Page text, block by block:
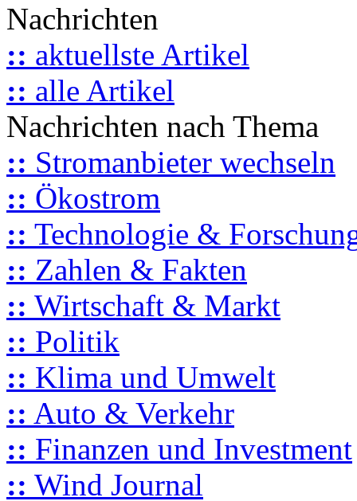
Nachrichten
:: aktuellste Artikel
:: alle Artikel
Nachrichten nach Thema
:: Stromanbieter wechseln
:: Ökostrom
:: Technologie &
:: Zahlen & Fakten
:: Wirtschaft & Markt
:: Politik
:: Klima und Umwelt
:: Auto & Verkehr
:: Finanzen und Investment
:: Wind Journal